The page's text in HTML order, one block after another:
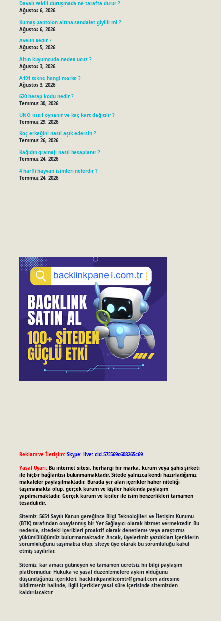
Davalı vekili duruşmada ne tarafta durur ?
Ağustos 6, 2026
Kumaş pantolon altına sandalet giyilir mi ?
Ağustos 6, 2026
Avelin nedir ?
Ağustos 5, 2026
Altın kuyumcuda neden ucuz ?
Ağustos 3, 2026
A101 tekne hangi marka ?
Ağustos 3, 2026
620 hesap kodu nedir ?
Temmuz 30, 2026
UNO nasıl oynanır ve kaç kart dağıtılır ?
Temmuz 29, 2026
Koç erkeğini nasıl aşık edersin ?
Temmuz 26, 2026
Kağıdın gramajı nasıl hesaplanır ?
Temmuz 24, 2026
4 harfli hayvan isimleri nelerdir ?
Temmuz 24, 2026
Reklam ve İletişim: Skype: live:.cid.575569c608265c69
Yasal Uyarı: Bu internet sitesi, herhangi bir marka, kurum veya şahıs şirketi
ile hiçbir bağlantısı bulunmamaktadır. Sitede yalnızca kendi hazırladığımız
makaleler paylaşılmaktadır. Burada yer alan içerikler haber niteliği
taşımamakta olup, gerçek kurum ve kişiler hakkında paylaşım
yapılmamaktadır. Gerçek kurum ve kişiler ile isim benzerlikleri tamamen
tesadüfidir.
Sitemiz, 5651 Sayılı Kanun gereğince Bilgi Teknolojileri ve İletişim Kurumu
(BTK) tarafından onaylanmış bir Yer Sağlayıcı olarak hizmet vermektedir. Bu
nedenle, sitedeki içerikleri proaktif olarak denetleme veya araştırma
yükümlülüğümüz bulunmamaktadır. Ancak, üyelerimiz yazdıkları içeriklerin
sorumluluğunu taşımakta olup, siteye üye olarak bu sorumluluğu kabul
etmiş sayılırlar.
Sitemiz, kar amacı gütmeyen ve tamamen ücretsiz bir bilgi paylaşım
platformudur. Hukuka ve yasal düzenlemelere aykırı olduğunu
düşündüğünüz içerikleri, backlinkpanelicomtr@gmail.comadresine
bildirmeniz halinde, ilgili içerikler yasal süre içerisinde sitemizden
kaldırılacaktır.